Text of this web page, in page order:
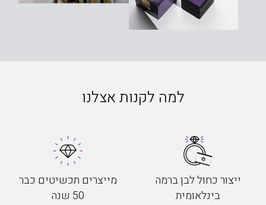
למה לקנות אצלנו
ייצור כחול לבן ברמה
בינלאומית
מייצרים תכשיטים כבר
50 שנה